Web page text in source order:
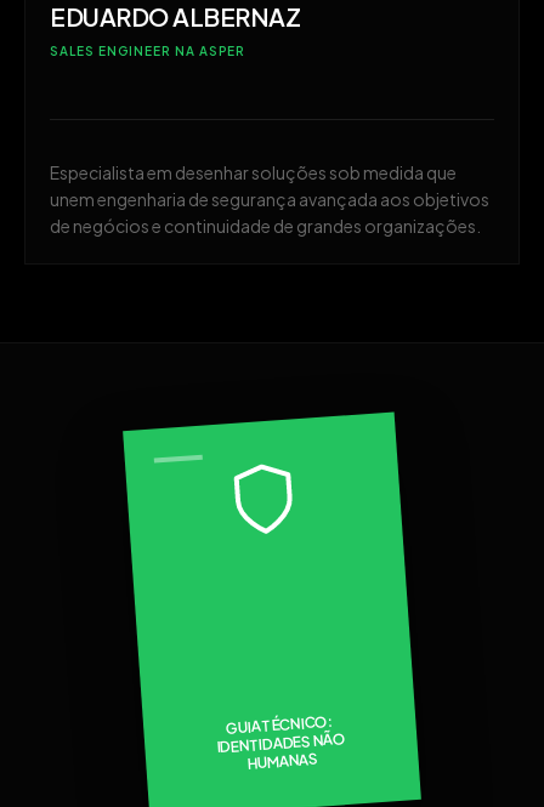
EDUARDO ALBERNAZ
SALES ENGINEER NA ASPER
Especialista em desenhar soluções sob medida que
unem engenharia de segurança avançada aos objetivos
de negócios e continuidade de grandes organizações.
GUIA TÉCNICO:
IDENTIDADES NÃO
HUMANAS